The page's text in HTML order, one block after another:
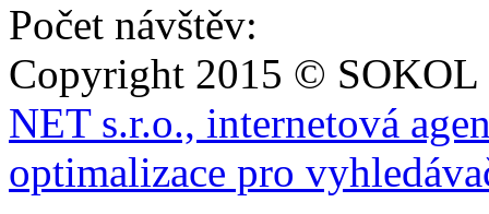
Počet návštěv:
Copyright 2015 ©
NET s.r.o., internetová
optimalizace pro